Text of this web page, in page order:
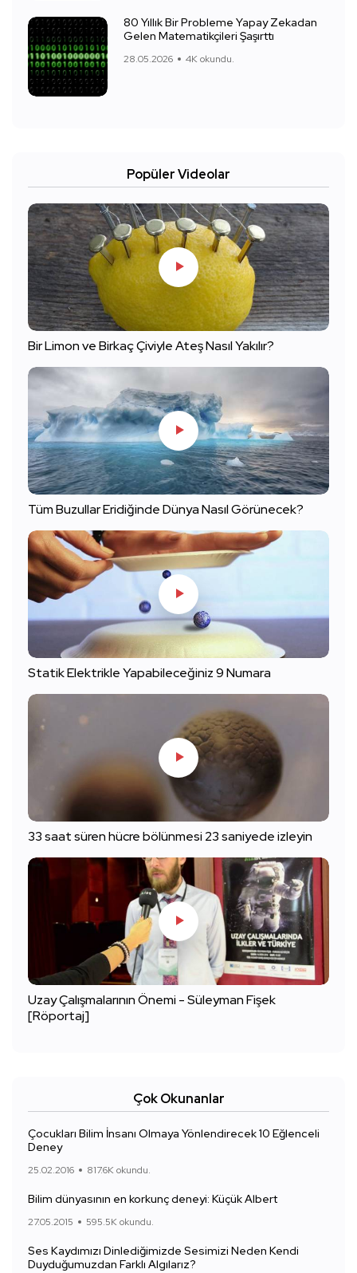
80 Yıllık Bir Probleme Yapay Zekadan
Gelen Matematikçileri Şaşırttı
28.05.2026 4K okundu.
Popüler Videolar
Bir Limon ve Birkaç Çiviyle Ateş Nasıl Yakılır?
Tüm Buzullar Eridiğinde Dünya Nasıl Görünecek?
Statik Elektrikle Yapabileceğiniz 9 Numara
33 saat süren hücre bölünmesi 23 saniyede izleyin
Uzay Çalışmalarının Önemi - Süleyman Fişek
[Röportaj]
Çok Okunanlar
Çocukları Bilim İnsanı Olmaya Yönlendirecek 10 Eğlenceli
Deney
25.02.2016 817.6K okundu.
Bilim dünyasının en korkunç deneyi: Küçük Albert
27.05.2015 595.5K okundu.
Ses Kaydımızı Dinlediğimizde Sesimizi Neden Kendi
Duyduğumuzdan Farklı Algılarız?